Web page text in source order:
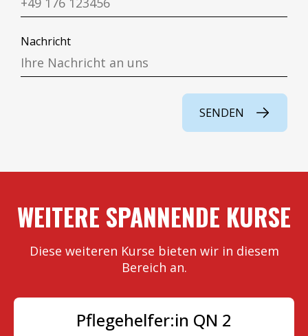
Nachricht
WEITERE SPANNENDE KURSE
Diese weiteren Kurse bieten wir in diesem
Bereich an.
Pflegehelfer:in QN 2